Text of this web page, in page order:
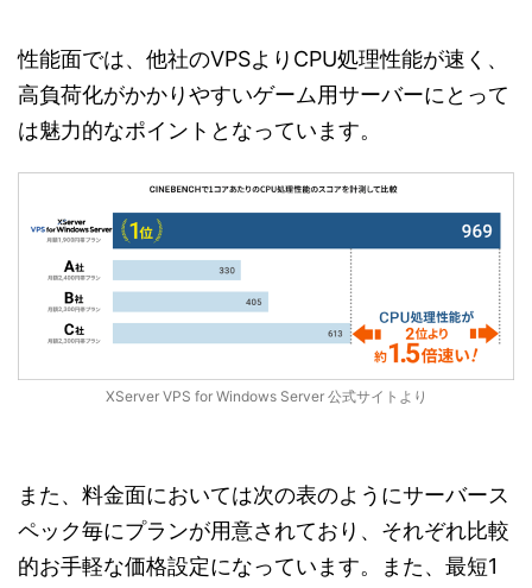
性能面では、他社のVPSよりCPU処理性能が速く、
高負荷化がかかりやすいゲーム用サーバーにとって
は魅力的なポイントとなっています。
XServer VPS for Windows Server 公式サイトより
また、料金面においては次の表のようにサーバース
ペック毎にプランが用意されており、それぞれ比較
的お手軽な価格設定になっています。また、最短1